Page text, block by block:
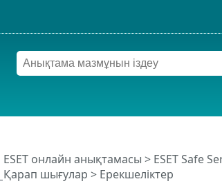
ESET онлайн анықтамасы > ESET Safe
Қарап шығулар > Ерекшеліктер